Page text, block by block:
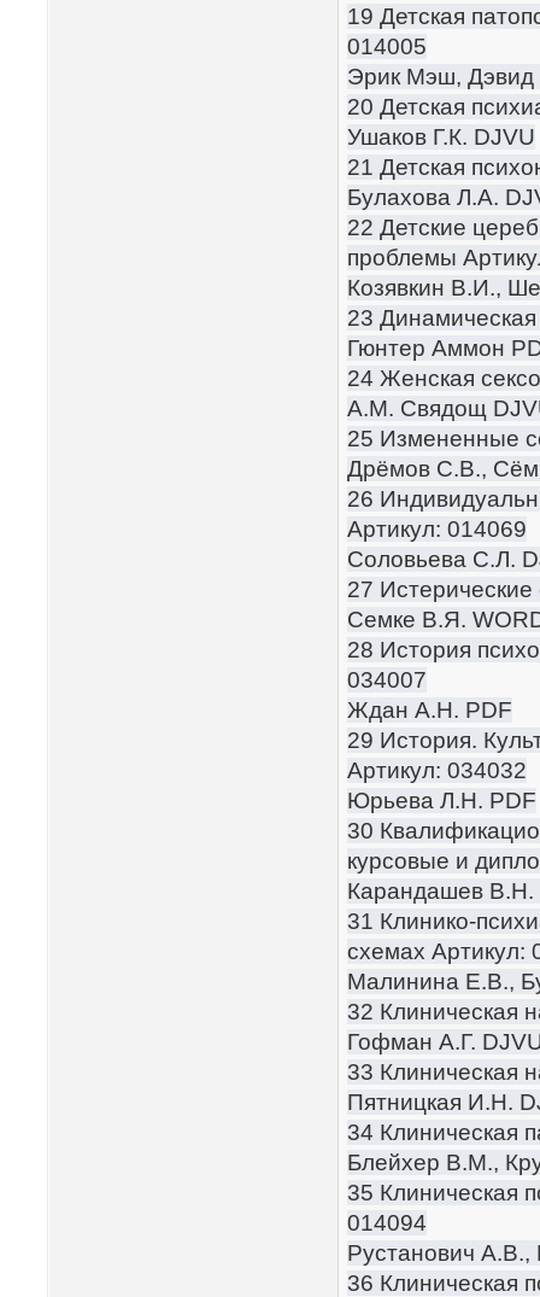
19 Детская
014005
Эрик Мэш,
20 Детская
Ушаков Г.К. DJVU
21 Детская
Булахова Л.А.
22 Детские
проблемы
Козявкин В.И.,
23
Гюнтер Аммон
24 Женская
А.М. Свядощ
25 Измененные
Дрёмов С.В.,
26
Артикул: 014069
Соловьева С.Л.
27
Семке В.Я.
28 История
034007
Ждан А.Н. PDF
29 История.
Артикул: 034032
Юрьева Л.Н. PDF
30
курсовые и
Карандашев В.Н.
31 Клинико-
схемах Артикул:
Малинина Е.В.,
32 Клиническая
Гофман А.Г.
33 Клиническая
Пятницкая И.Н.
34 Клиническая
Блейхер В.М.,
35 Клиническая
014094
Рустанович
36 Клиническая